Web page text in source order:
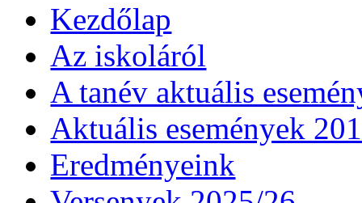
Kezdőlap
Az iskoláról
A tanév aktuális
Aktuális események
Eredményeink